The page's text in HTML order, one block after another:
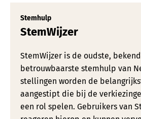
Stemhulp
StemWijzer
StemWijzer is de oudste,
betrouwbaarste stemhulp van
stellingen worden de
aangestipt die bij de
een rol spelen. Gebruikers van